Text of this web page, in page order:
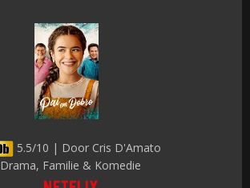
5.5/10 | Door Cris D'Amato
Drama, Familie & Komedie